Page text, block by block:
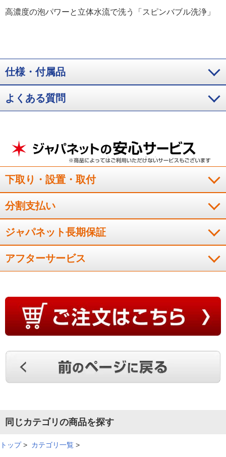
高濃度の泡パワーと立体水流で洗う「スピンバブル洗浄」
仕様・付属品
よくある質問
下取り・設置・取付
分割支払い
ジャパネット長期保証
アフターサービス
同じカテゴリの商品を探す
トップ> カテゴリ一覧 >